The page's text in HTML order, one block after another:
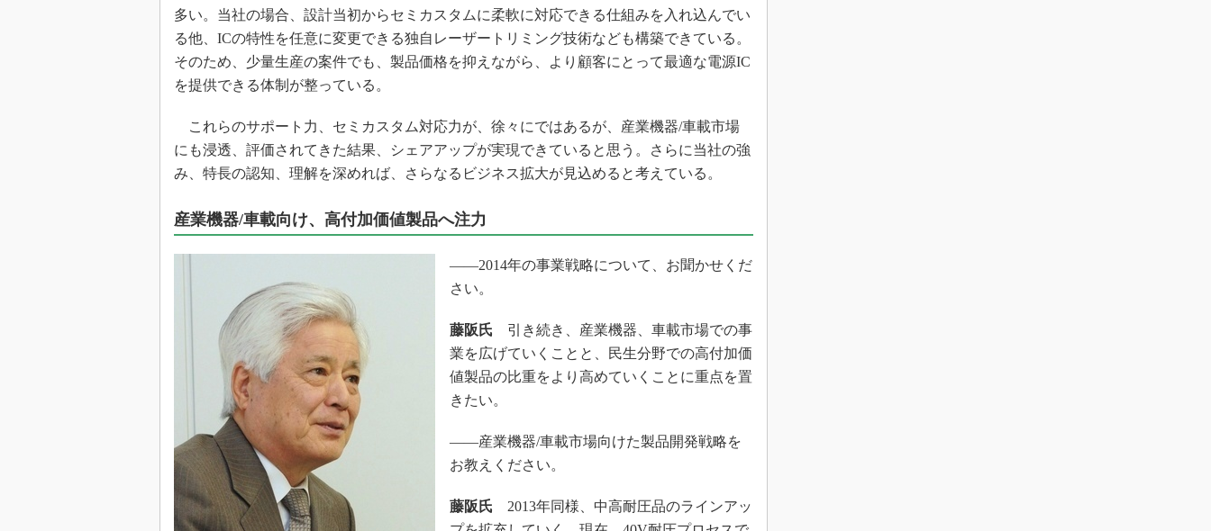
多い。当社の場合、設計当初からセミカスタムに柔軟に対応できる仕組みを入れ込んでい
る他、ICの特性を任意に変更できる独自レーザートリミング技術なども構築できている。
そのため、少量生産の案件でも、製品価格を抑えながら、より顧客にとって最適な電源IC
を提供できる体制が整っている。
これらのサポート力、セミカスタム対応力が、徐々にではあるが、産業機器/車載市場
にも浸透、評価されてきた結果、シェアアップが実現できていると思う。さらに当社の強
み、特長の認知、理解を深めれば、さらなるビジネス拡大が見込めると考えている。
産業機器/車載向け、高付加価値製品へ注力
――2014年の事業戦略について、お聞かせくだ
さい。
藤阪氏 引き続き、産業機器、車載市場での事
業を広げていくことと、民生分野での高付加価
値製品の比重をより高めていくことに重点を置
きたい。
――産業機器/車載市場向けた製品開発戦略を
お教えください。
藤阪氏 2013年同様、中高耐圧品のラインアッ